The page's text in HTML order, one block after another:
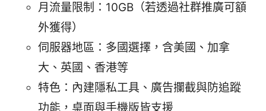
月流量限制：10GB（若透過社群推廣可額
外獲得）
伺服器地區：多國選擇，含美國、加拿
大、英國、香港等
特色：內建隱私工具、廣告攔截與防追蹤
功能，桌面與手機版皆支援